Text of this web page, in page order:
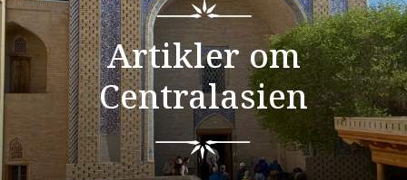
Artikler om
Centralasien